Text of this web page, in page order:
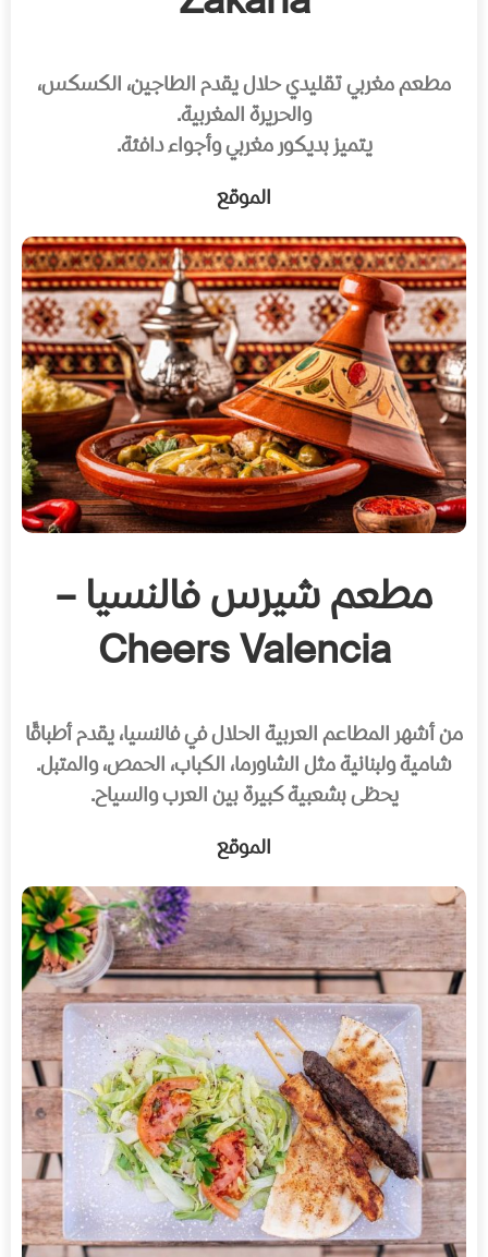
مطعم مغربي تقليدي حلال يقدم الطاجين، الكسكس،
والحريرة المغربية.
يتميز بديكور مغربي وأجواء دافئة.
الموقع
مطعم شيرس فالنسيا –
Cheers Valencia
من أشهر المطاعم العربية الحلال في فالنسيا، يقدم أطباقًا
شامية ولبنانية مثل الشاورما، الكباب، الحمص، والمتبل.
يحظى بشعبية كبيرة بين العرب والسياح.
الموقع